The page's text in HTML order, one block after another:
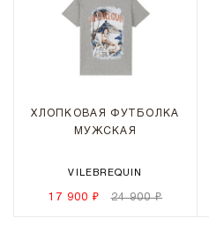
ХЛОПКОВАЯ ФУТБОЛКА
МУЖСКАЯ
VILEBREQUIN
17 900 ₽ 24 900 ₽